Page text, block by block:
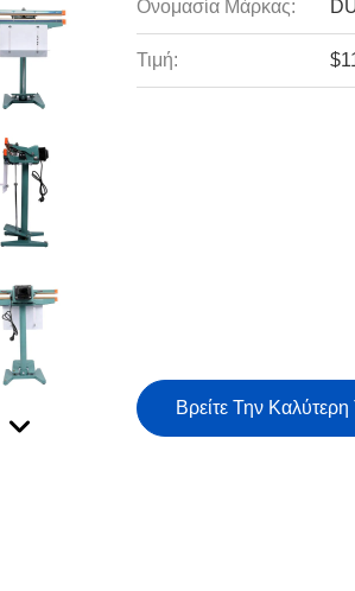
Ονομασία Μάρκας:
Τιμή:
Βρείτε Την Καλύτερη